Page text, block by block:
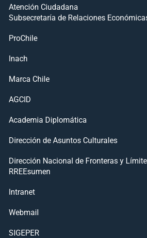
Atención Ciudadana
Subsecretaría de Relaciones
ProChile
Inach
Marca Chile
AGCID
Academia Diplomática
Dirección de Asuntos Culturales
Dirección Nacional de Fronteras y
RREEsumen
Intranet
Webmail
SIGEPER